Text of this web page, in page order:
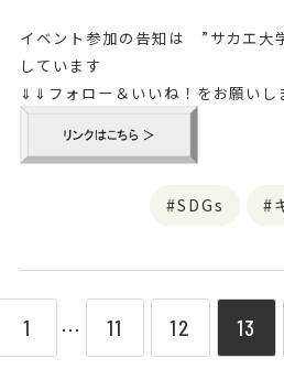
イベント参加の告知は ”サカエ大
しています
⇓⇓フォロー＆いいね！をお願いし
SDGs
1 ⋯ 11 12 13